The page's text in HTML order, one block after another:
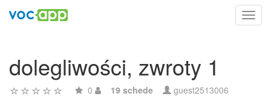
dolegliwości, zwroty 1
0 19 schede guest2513006